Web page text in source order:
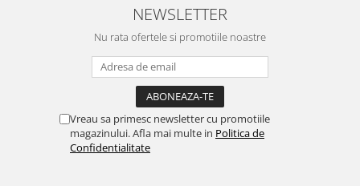
NEWSLETTER
Nu rata ofertele si promotiile noastre
Vreau sa primesc newsletter cu promotiile
magazinului. Afla mai multe in Politica de
Confidentialitate